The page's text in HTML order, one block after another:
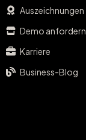
Auszeichnungen
Demo anfordern
Karriere
Business-Blog